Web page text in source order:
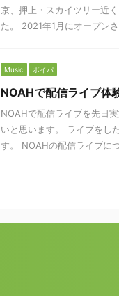
京、押上・スカイツリー近
た。 2021年1月にオープン
Music ボイパ
NOAHで配信ライブ体
NOAHで配信ライブを先日
いと思います。 ライブをし
す。 NOAHの配信ライブに